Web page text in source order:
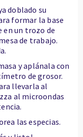
doblado su
formar la base
en un trozo de
de trabajo.
y aplánala con
de grosor.
llevarla al
al microondas
las especias.